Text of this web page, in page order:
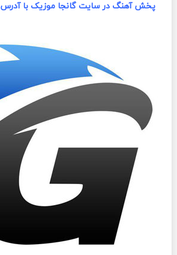
پخش آهنگ در سایت گانجا موزیک با آدرس Ganja2Music.Com